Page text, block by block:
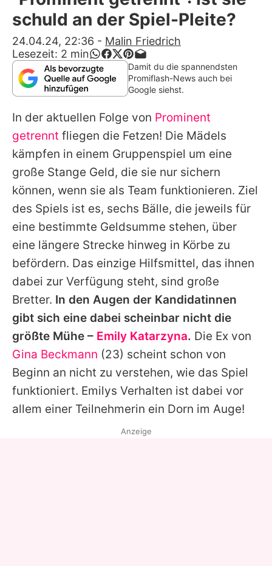
Alle Themen auf Promiflash
Jobs
App runterladen
Team
Redaktionelle Richtlinien
Impressum
Datenschutzerklärung
Nutzungsbedingungen
Utiq verwalten
schuld an der Spiel-Pleite?
24.04.24, 22:36 - Malin Friedrich
Lesezeit: 2 min
Damit du die spannendsten
Promiflash-News auch bei
Google siehst.
In der aktuellen Folge von Prominent
getrennt fliegen die Fetzen! Die Mädels
kämpfen in einem Gruppenspiel um eine
große Stange Geld, die sie nur sichern
können, wenn sie als Team funktionieren. Ziel
des Spiels ist es, sechs Bälle, die jeweils für
eine bestimmte Geldsumme stehen, über
eine längere Strecke hinweg in Körbe zu
befördern. Das einzige Hilfsmittel, das ihnen
dabei zur Verfügung steht, sind große
Bretter. In den Augen der Kandidatinnen
gibt sich eine dabei scheinbar nicht die
größte Mühe – Emily Katarzyna. Die Ex von
Gina Beckmann (23) scheint schon von
Beginn an nicht zu verstehen, wie das Spiel
funktioniert. Emilys Verhalten ist dabei vor
allem einer Teilnehmerin ein Dorn im Auge!
Anzeige